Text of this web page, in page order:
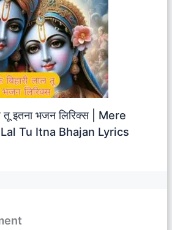
तू इतना भजन लिरिक्स | Mere
Tu Itna Bhajan Lyrics